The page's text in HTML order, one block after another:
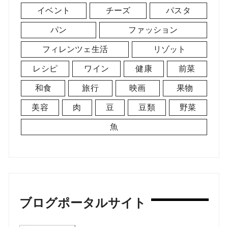
イベント
チーズ
パスタ
パン
ファッション
フィレンツェ生活
リゾット
レシピ
ワイン 健康
前菜
和食
旅行 映画
果物
美容
肉 豆 豆類
野菜
魚
ブログポータルサイト